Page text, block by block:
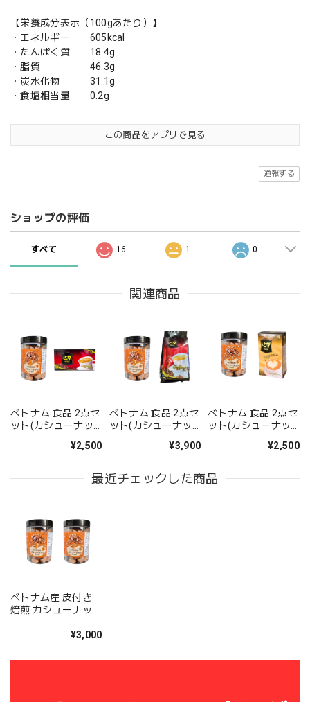
【栄養成分表示（100gあたり）】
・エネルギー 605kcal
・たんぱく質 18.4g
・脂質 46.3g
・炭水化物 31.1g
・食塩相当量 0.2g
この商品をアプリで見る
通報する
ショップの評価
すべて 16 1 0
関連商品
ベトナム 食品 2点セ
ット(カシューナッ
¥2,500
ベトナム 食品 2点セ
ット(カシューナッ
袋タイプ) インスタ
¥3,900
ベトナム 食品 2点セ
ット(カシューナッ
コーヒー) インスタ
¥2,500
最近チェックした商品
ベトナム産 皮付き
焙煎 カシューナッツ
箱(250g×2) VINUTS
¥3,000